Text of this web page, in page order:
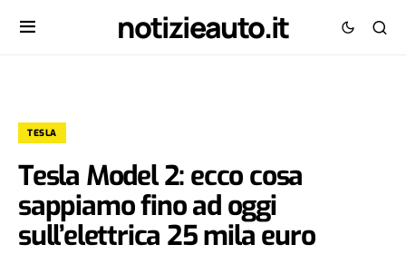
notizieauto.it
TESLA
Tesla Model 2: ecco cosa
sappiamo fino ad oggi
sull’elettrica 25 mila euro